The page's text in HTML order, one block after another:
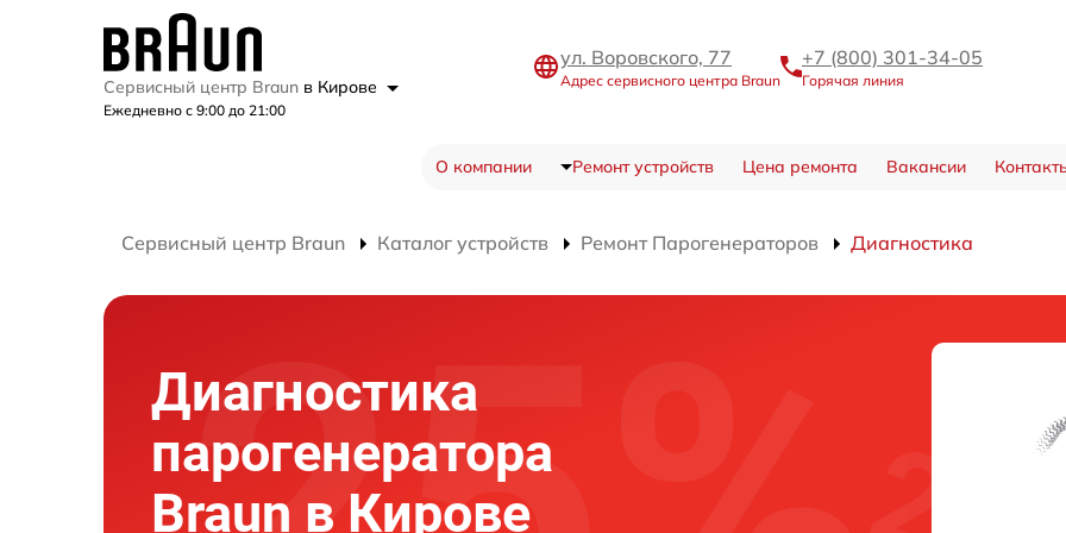
Сервисный центр Braun в Кирове
Ежедневно с 9:00 до 21:00
ул. Воровского, 77
Адрес сервисного центра Braun
+7 (800) 301-34-05
Горячая линия
О компании Ремонт устройств Цена ремонта Вакансии
Сервисный центр Braun Каталог устройств Ремонт Парогенераторов Диагностика
Диагностика
парогенератора
Braun в Кирове